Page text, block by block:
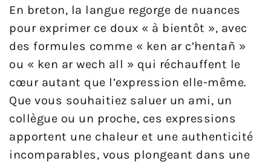
En breton, la langue regorge de nuances
pour exprimer ce doux « à bientôt », avec
des formules comme « ken ar c’hentañ »
ou « ken ar wech all » qui réchauffent le
cœur autant que l’expression elle-même.
Que vous souhaitiez saluer un ami, un
collègue ou un proche, ces expressions
apportent une chaleur et une authenticité
incomparables, vous plongeant dans une